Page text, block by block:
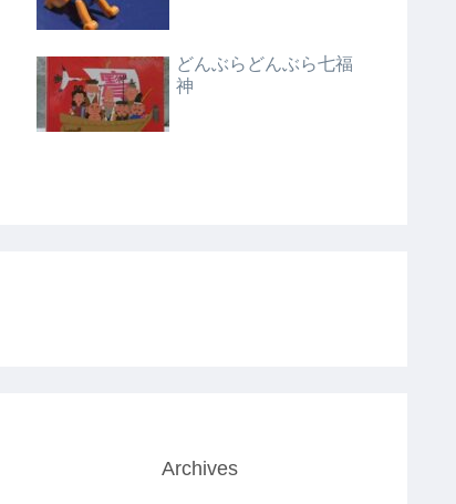
どんぶらどんぶら七福
神
Archives